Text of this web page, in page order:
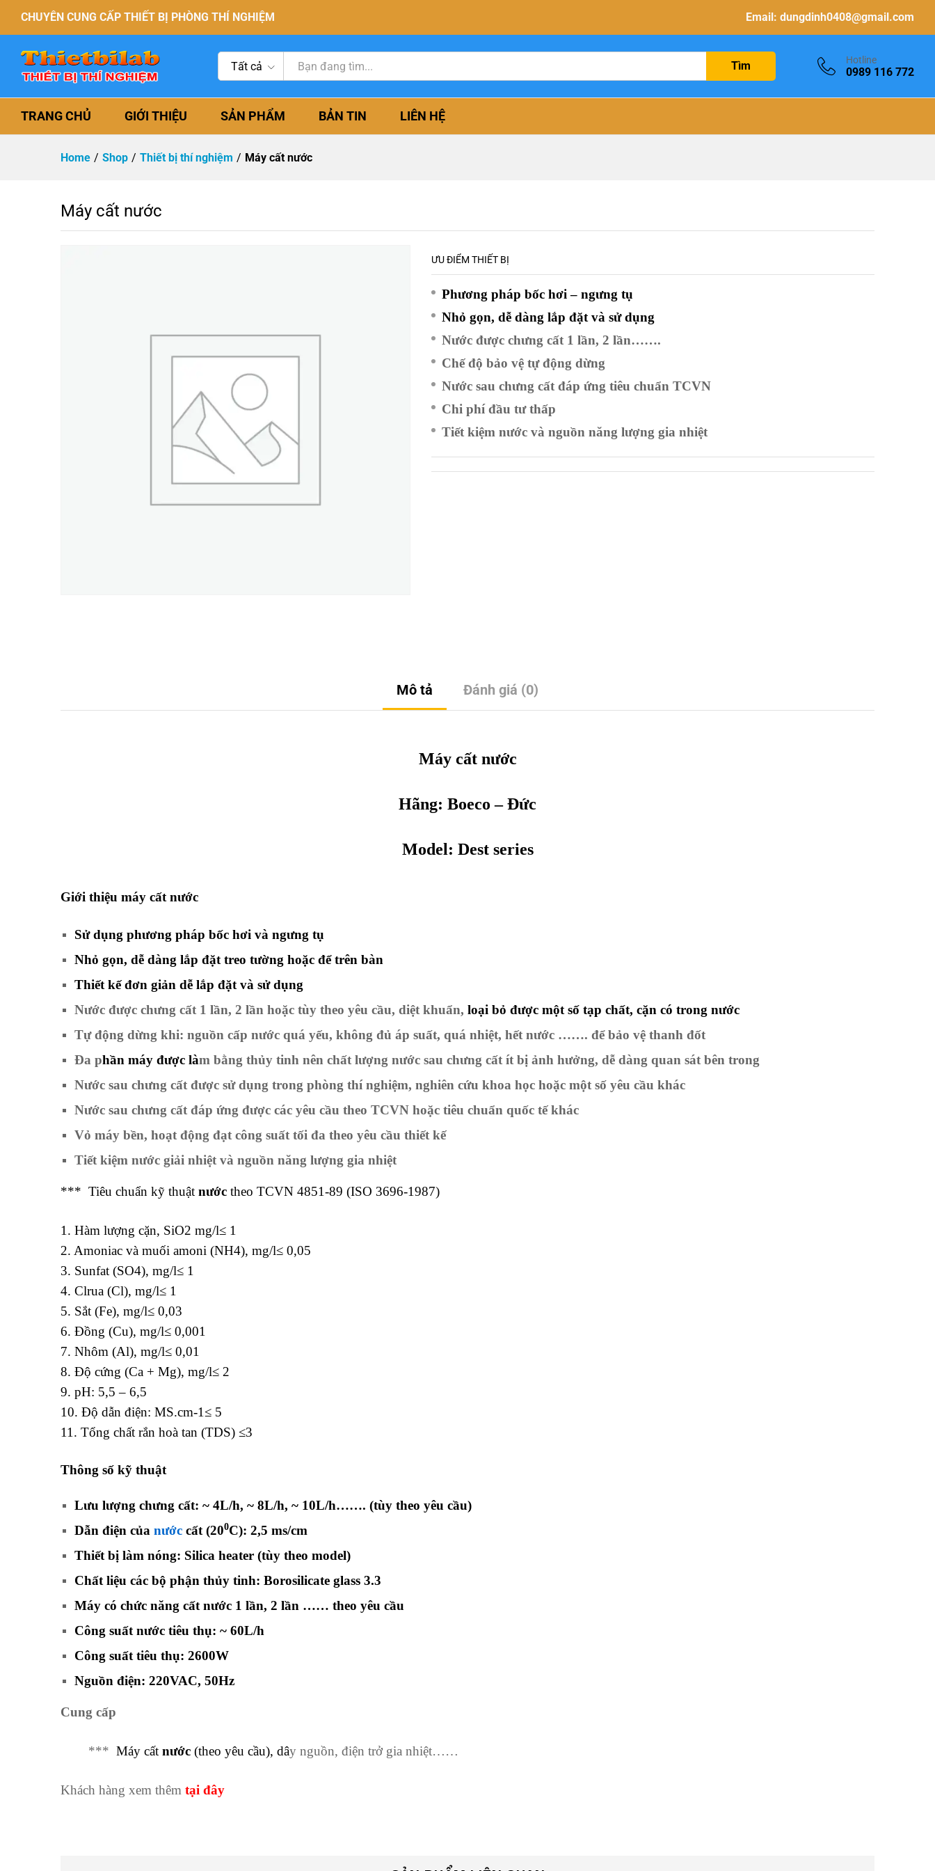
CHUYÊN CUNG CẤP THIẾT BỊ PHÒNG THÍ NGHIỆM Email: dungdinh0408@gmail.com
Tất cả Tìm Hotline
0989 116 772
TRANG CHỦ GIỚI THIỆU SẢN PHẨM BẢN TIN LIÊN HỆ
Home / Shop / Thiết bị thí nghiệm / Máy cất nước
Máy cất nước
ƯU ĐIỂM THIẾT BỊ
Phương pháp bốc hơi – ngưng tụ
Nhỏ gọn, dễ dàng lắp đặt và sử dụng
Nước được chưng cất 1 lần, 2 lần…….
Chế độ bảo vệ tự động dừng
Nước sau chưng cất đáp ứng tiêu chuẩn TCVN
Chi phí đầu tư thấp
Tiết kiệm nước và nguồn năng lượng gia nhiệt
Mô tả Đánh giá (0)
Máy cất nước
Hãng: Boeco – Đức
Model: Dest series
Giới thiệu máy cất nước
Sử dụng phương pháp bốc hơi và ngưng tụ
Nhỏ gọn, dễ dàng lắp đặt treo tường hoặc để trên bàn
Thiết kế đơn giản dễ lắp đặt và sử dụng
Nước được chưng cất 1 lần, 2 lần hoặc tùy theo yêu cầu, diệt khuẩn, loại bỏ được một số tạp chất, cặn có trong nước
Tự động dừng khi: nguồn cấp nước quá yếu, không đủ áp suất, quá nhiệt, hết nước ……. để bảo vệ thanh đốt
Đa phần máy được làm bằng thủy tinh nên chất lượng nước sau chưng cất ít bị ảnh hưởng, dễ dàng quan sát bên trong
Nước sau chưng cất được sử dụng trong phòng thí nghiệm, nghiên cứu khoa học hoặc một số yêu cầu khác
Nước sau chưng cất đáp ứng được các yêu cầu theo TCVN hoặc tiêu chuẩn quốc tế khác
Vỏ máy bền, hoạt động đạt công suất tối đa theo yêu cầu thiết kế
Tiết kiệm nước giải nhiệt và nguồn năng lượng gia nhiệt
*** Tiêu chuẩn kỹ thuật nước theo TCVN 4851-89 (ISO 3696-1987)
1. Hàm lượng cặn, SiO2 mg/l≤ 1
2. Amoniac và muối amoni (NH4), mg/l≤ 0,05
3. Sunfat (SO4), mg/l≤ 1
4. Clrua (Cl), mg/l≤ 1
5. Sắt (Fe), mg/l≤ 0,03
6. Đồng (Cu), mg/l≤ 0,001
7. Nhôm (Al), mg/l≤ 0,01
8. Độ cứng (Ca + Mg), mg/l≤ 2
9. pH: 5,5 – 6,5
10. Độ dẫn điện: MS.cm-1≤ 5
11. Tổng chất rắn hoà tan (TDS) ≤3
Thông số kỹ thuật
Lưu lượng chưng cất: ~ 4L/h, ~ 8L/h, ~ 10L/h……. (tùy theo yêu cầu)
Dẫn điện của nước cất (200C): 2,5 ms/cm
Thiết bị làm nóng: Silica heater (tùy theo model)
Chất liệu các bộ phận thủy tinh: Borosilicate glass 3.3
Máy có chức năng cất nước 1 lần, 2 lần …… theo yêu cầu
Công suất nước tiêu thụ: ~ 60L/h
Công suất tiêu thụ: 2600W
Nguồn điện: 220VAC, 50Hz
Cung cấp
*** Máy cất nước (theo yêu cầu), dây nguồn, điện trở gia nhiệt……
Khách hàng xem thêm tại đây